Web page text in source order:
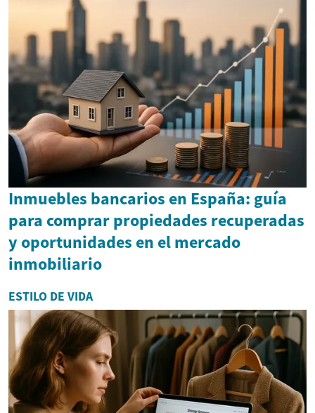
Inmuebles bancarios en España: guía
para comprar propiedades recuperadas
y oportunidades en el mercado
inmobiliario
ESTILO DE VIDA